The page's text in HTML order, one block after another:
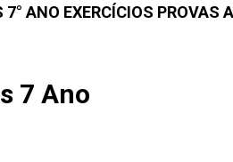
7° ANO EXERCÍCIOS PROVAS
7 Ano